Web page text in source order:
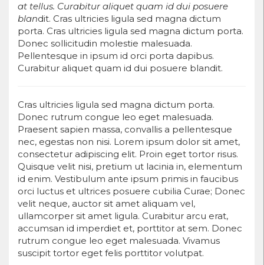
at tellus. Curabitur aliquet quam id dui posuere
blandit. Cras ultricies ligula sed magna dictum
porta. Cras ultricies ligula sed magna dictum porta.
Donec sollicitudin molestie malesuada.
Pellentesque in ipsum id orci porta dapibus.
Curabitur aliquet quam id dui posuere blandit.
Cras ultricies ligula sed magna dictum porta.
Donec rutrum congue leo eget malesuada.
Praesent sapien massa, convallis a pellentesque
nec, egestas non nisi. Lorem ipsum dolor sit amet,
consectetur adipiscing elit. Proin eget tortor risus.
Quisque velit nisi, pretium ut lacinia in, elementum
id enim. Vestibulum ante ipsum primis in faucibus
orci luctus et ultrices posuere cubilia Curae; Donec
velit neque, auctor sit amet aliquam vel,
ullamcorper sit amet ligula. Curabitur arcu erat,
accumsan id imperdiet et, porttitor at sem. Donec
rutrum congue leo eget malesuada. Vivamus
suscipit tortor eget felis porttitor volutpat.